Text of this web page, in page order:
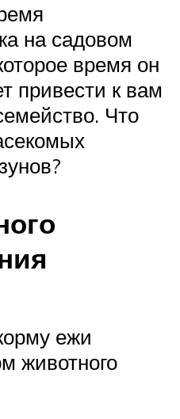
на садовом
время он
привести к вам
Что
ежи
животного